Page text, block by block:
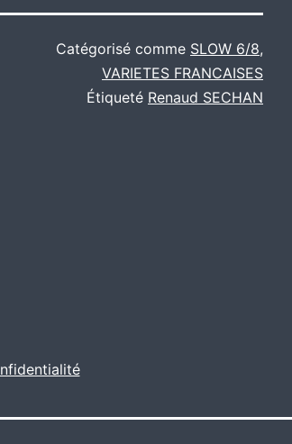
Catégorisé comme SLOW 6/8,
VARIETES FRANCAISES
Étiqueté Renaud SECHAN